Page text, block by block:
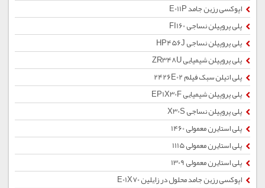
اپوکسی رزین جامد E011P
پلی پروپیلن نساجی FI160
پلی پروپیلن نساجی HP456J
پلی پروپیلن شیمیایی ZR348U
پلی اتیلن سبک فیلم 2426E02
پلی پروپیلن شیمیایی EP1X30F
پلی پروپیلن نساجی X30S
پلی استایرن معمولی 1460
پلی استایرن معمولی 1115
پلی استایرن معمولی 1309
اپوکسی رزین جامد محلول در زایلین E01X70